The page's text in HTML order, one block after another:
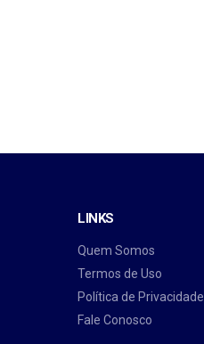
LINKS
Quem Somos
Termos de Uso
Política de Privacidade
Fale Conosco